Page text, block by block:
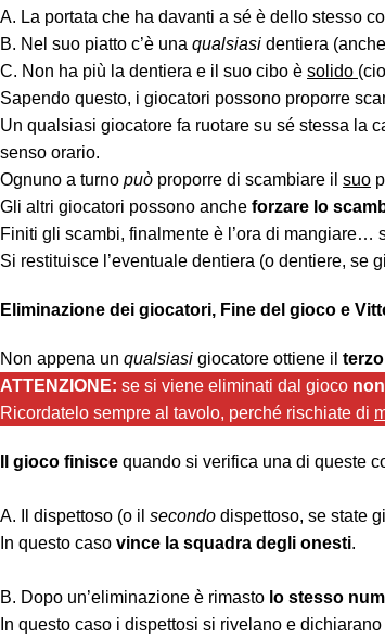
A. La portata che ha davanti a sé è dello stesso
B. Nel suo piatto c’è una qualsiasi dentiera
C. Non ha più la dentiera e il suo cibo è solido
Sapendo questo, i giocatori possono proporre
Un qualsiasi giocatore fa ruotare su sé stessa la
senso orario.
Ognuno a turno può proporre di scambiare il suo
Gli altri giocatori possono anche forzare lo
Finiti gli scambi, finalmente è l’ora di mangiare…
Si restituisce l’eventuale dentiera (o dentiere, se
Eliminazione dei giocatori, Fine del gioco e
Non appena un qualsiasi giocatore ottiene il
ATTENZIONE: se si viene eliminati dal gioco
Ricordatelo sempre al tavolo, perché rischiate di
Il gioco finisce quando si verifica una di queste
A. Il dispettoso (o il secondo dispettoso, se state
In questo caso vince la squadra degli onesti.
B. Dopo un’eliminazione è rimasto lo stesso
In questo caso i dispettosi si rivelano e